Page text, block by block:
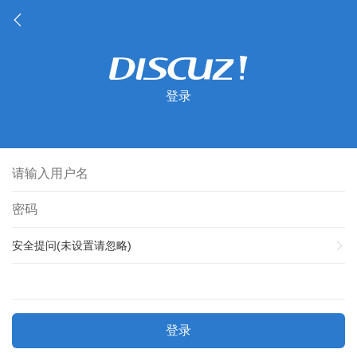
登录
安全提问(未设置请忽略)
登录